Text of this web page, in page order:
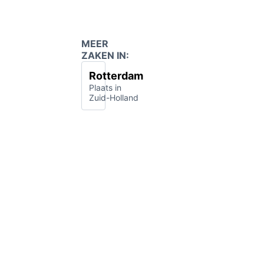
MEER
ZAKEN IN:
Rotterdam
Plaats in
Zuid-Holland